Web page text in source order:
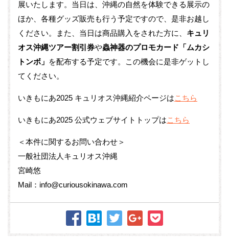
展いたします。当日は、沖縄の自然を体験できる展示の
ほか、各種グッズ販売も行う予定ですので、是非お越し
ください。また、当日は商品購入をされた方に、 キュリ
オス沖縄ツアー割引券や蟲神器のプロモカード「ムカシ
トンボ」 を配布する予定です。この機会に是非ゲットし
てください。
いきもにあ2025 キュリオス沖縄紹介ページはこちら
いきもにあ2025 公式ウェブサイトトップはこちら
＜本件に関するお問い合わせ＞
一般社団法人キュリオス沖縄
宮崎悠
Mail：info@curiousokinawa.com